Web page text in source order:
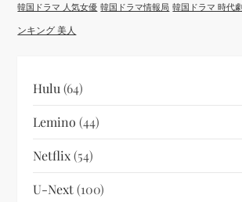
韓国ドラマ 人気女優 韓国ドラマ情報局 韓国ドラマ 時代
ンキング 美人
Hulu (64)
Lemino (44)
Netflix(54)
U-Next(100)